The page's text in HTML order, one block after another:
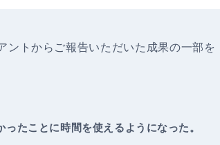
トからご報告いただいた成果の一部を
たことに時間を使えるようになった。